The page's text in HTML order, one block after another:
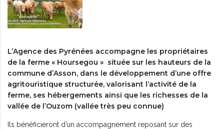
L’Agence des Pyrénées accompagne les propriétaires
de la ferme « Hoursegou » située sur les hauteurs de la
commune d’Asson, dans le développement d’une offre
agritouristique structurée, valorisant l’activité de la
ferme, ses hébergements ainsi que les richesses de la
vallée de l’Ouzom (vallée très peu connue)
Ils bénéficieront d’un accompagnement reposant sur des